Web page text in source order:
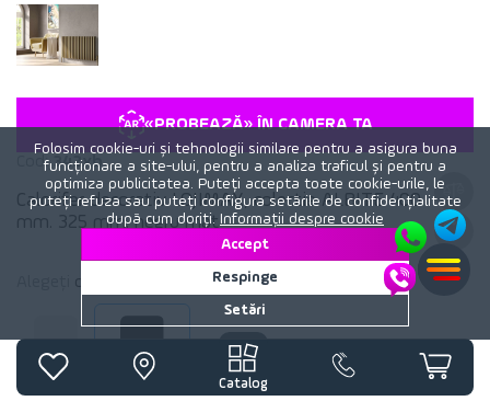
Catalog
«PROBEAZĂ» ÎN CAMERA TA
Cod:342xb
Calorifer decorativ LOJIMAX, colectie ALBITE 400
mm. 325 mm. negru mat
culoare Negru mat
Alb mat Negru mat
Folosim cookie-uri și tehnologii similare pentru a asigura buna
funcționare a site-ului, pentru a analiza traficul și pentru a
optimiza publicitatea. Puteți accepta toate cookie-urile, le
puteți refuza sau puteți configura setările de confidențialitate
după cum doriți. Informații despre cookie
Accept
Respinge
Setări